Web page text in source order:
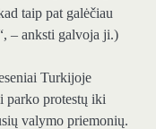
taip pat galėčiau
– anksti galvoja ji.)
Turkijoje
parko protestų iki
valymo priemonių.